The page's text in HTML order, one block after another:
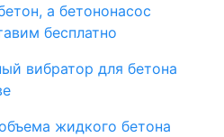
а бетононасос
бесплатно
вибратор для бетона
жидкого бетона